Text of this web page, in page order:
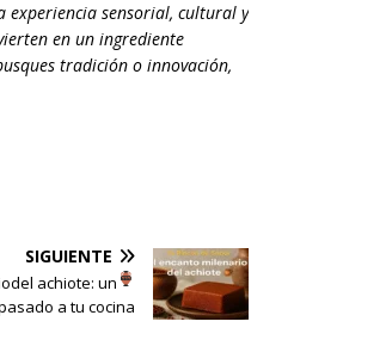
experiencia sensorial, cultural y
en un ingrediente
tradición o innovación,
SIGUIENTE
del achiote: un
a tu cocina